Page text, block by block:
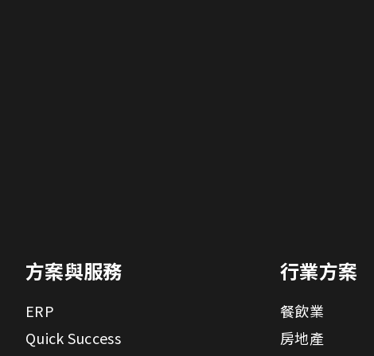
方案與服務
ERP
Quick Success
行業方案
餐飲業
房地產